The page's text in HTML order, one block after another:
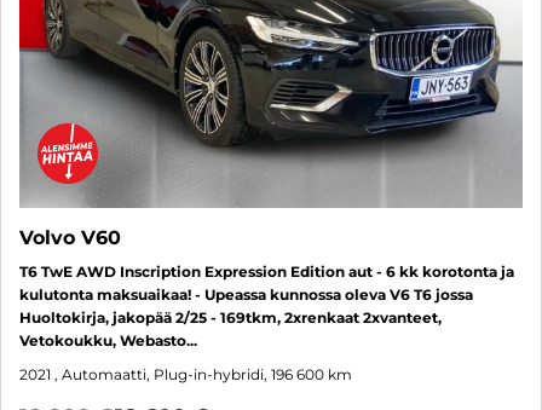
Volvo V60
T6 TwE AWD Inscription Expression Edition aut - 6 kk korotonta ja
kulutonta maksuaikaa! - Upeassa kunnossa oleva V6 T6 jossa
Huoltokirja, jakopää 2/25 - 169tkm, 2xrenkaat 2xvanteet,
Vetokoukku, Webasto...
2021 , Automaatti, Plug-in-hybridi, 196 600 km